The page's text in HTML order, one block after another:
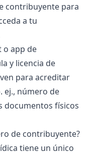
contribuyente para
a tu
o app de
y licencia de
para acreditar
ej., número de
documentos físicos
de contribuyente?
tiene un único